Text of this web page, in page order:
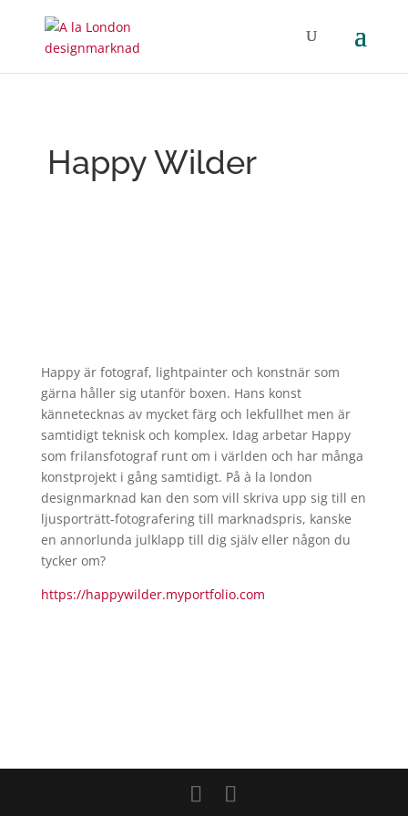
Happy Wilder
Happy är fotograf, lightpainter och konstnär som
gärna håller sig utanför boxen. Hans konst
kännetecknas av mycket färg och lekfullhet men är
samtidigt teknisk och komplex. Idag arbetar Happy
som frilansfotograf runt om i världen och har många
konstprojekt i gång samtidigt. På à la london
designmarknad kan den som vill skriva upp sig till en
ljusporträtt-fotografering till marknadspris, kanske
en annorlunda julklapp till dig själv eller någon du
tycker om?
https://happywilder.myportfolio.com